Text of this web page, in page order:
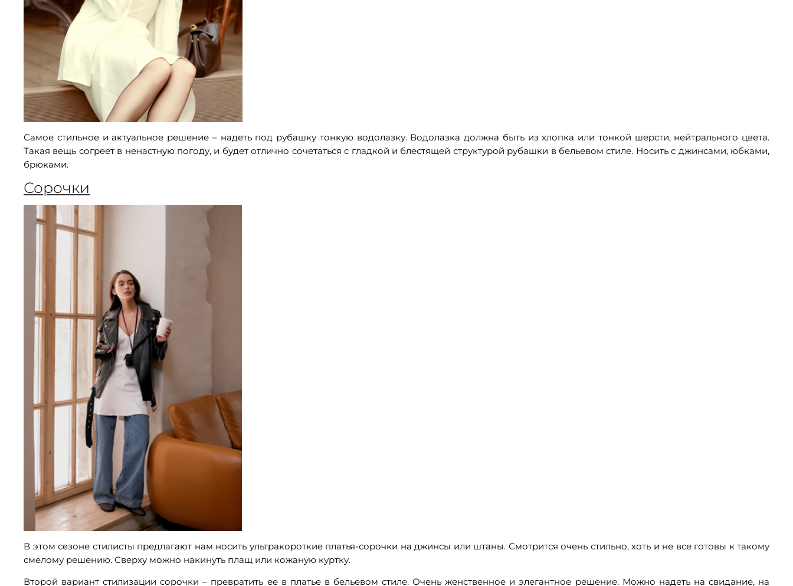
Самое стильное и актуальное решение – надеть под рубашку тонкую водолазку. Водолазка должна быть из хлопка или тонкой шерсти, нейтрального цвета.
Такая вещь согреет в ненастную погоду, и будет отлично сочетаться с гладкой и блестящей структурой рубашки в бельевом стиле. Носить с джинсами, юбками,
брюками.
Сорочки
В этом сезоне стилисты предлагают нам носить ультракороткие платья-сорочки на джинсы или штаны. Смотрится очень стильно, хоть и не все готовы к такому
смелому решению. Сверху можно накинуть плащ или кожаную куртку.
Второй вариант стилизации сорочки – превратить ее в платье в бельевом стиле. Очень женственное и элегантное решение. Можно надеть на свидание, на